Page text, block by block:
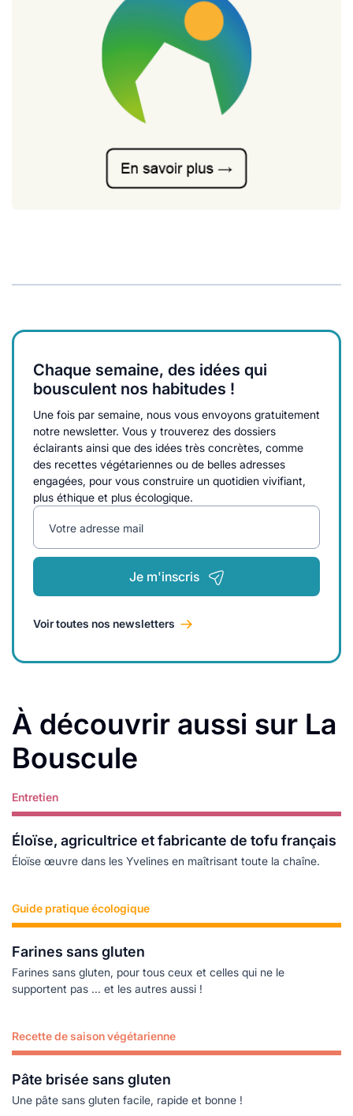
Chaque semaine, des idées qui
bousculent nos habitudes !
Une fois par semaine, nous vous envoyons gratuitement
notre newsletter. Vous y trouverez des dossiers
éclairants ainsi que des idées très concrètes, comme
des recettes végétariennes ou de belles adresses
engagées, pour vous construire un quotidien vivifiant,
plus éthique et plus écologique.
Votre adresse mail
Je m'inscris
Voir toutes nos newsletters
À découvrir aussi sur La
Bouscule
Entretien
Éloïse, agricultrice et fabricante de tofu français
Éloïse œuvre dans les Yvelines en maîtrisant toute la chaîne.
Lire plus
Guide pratique écologique
Farines sans gluten
Farines sans gluten, pour tous ceux et celles qui ne le
supportent pas ... et les autres aussi !
Lire plus
Recette de saison végétarienne
Pâte brisée sans gluten
Une pâte sans gluten facile, rapide et bonne !
Lire plus